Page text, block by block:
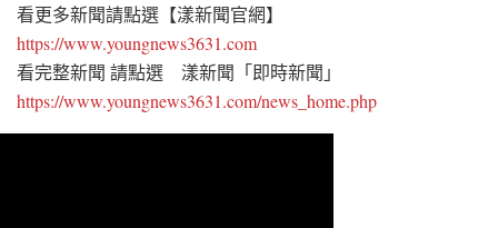
看更多新聞請點選【漾新聞官網】
https://www.youngnews3631.com
看完整新聞 請點選 漾新聞「即時新聞」
https://www.youngnews3631.com/news_home.php